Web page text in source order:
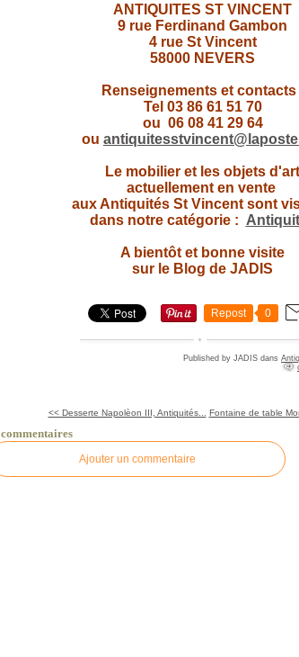
ANTIQUITES ST VINCENT
9 rue Ferdinand Gambon
4 rue St Vincent
58000 NEVERS
Renseignements et contacts
Tel 03 86 61 51 70
ou 06 08 41 29 64
ou
Le mobilier et les objets d'art
actuellement en vente
aux Antiquités St Vincent sont
dans notre catégorie :
A bientôt et bonne visite
sur le Blog de JADIS
Repost 0
Published by JADIS dans
<< Desserte Napolèon III, Antiquités... Fontaine de table
commentaires
Ajouter un commentaire